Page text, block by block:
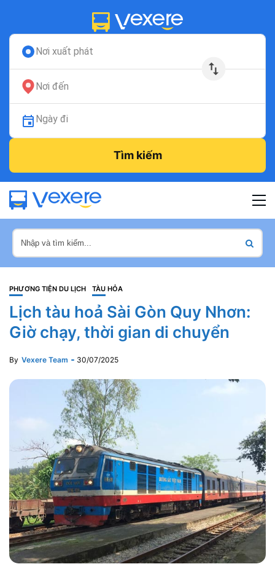
Nơi xuất phát
Nơi đến
Ngày đi
Tìm kiếm
PHƯƠNG TIỆN DU LỊCH TÀU HỎA
Lịch tàu hoả Sài Gòn Quy Nhơn:
Giờ chạy, thời gian di chuyển
By Vexere Team 30/07/2025